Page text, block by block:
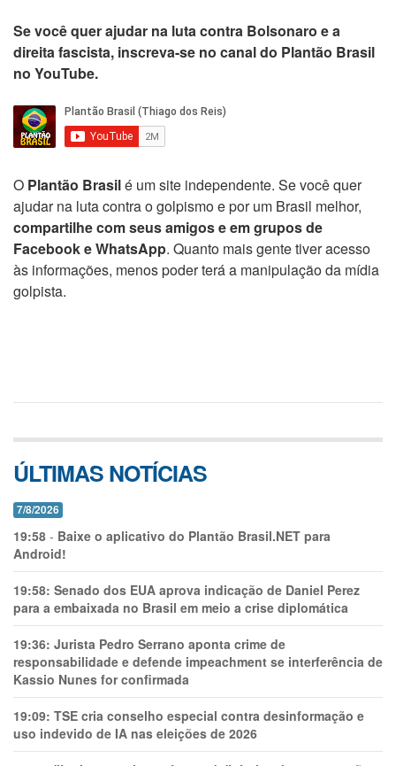
Se você quer ajudar na luta contra Bolsonaro e a
direita fascista, inscreva-se no canal do Plantão Brasil
no YouTube.
O Plantão Brasilé um site independente. Se você quer
ajudar na luta contra o golpismo e por um Brasil melhor,
compartilhe com seus amigos e em grupos de
Facebook e WhatsApp. Quanto mais gente tiver acesso
às informações, menos poder terá a manipulação da mídia
golpista.
ÚLTIMAS NOTÍCIAS
7/8/2026
19:58 - Baixe o aplicativo do Plantão Brasil.NET para
Android!
19:58: Senado dos EUA aprova indicação de Daniel Perez
para a embaixada no Brasil em meio a crise diplomática
19:36: Jurista Pedro Serrano aponta crime de
responsabilidade e defende impeachment se interferência de
Kassio Nunes for confirmada
19:09: TSE cria conselho especial contra desinformação e
uso indevido de IA nas eleições de 2026